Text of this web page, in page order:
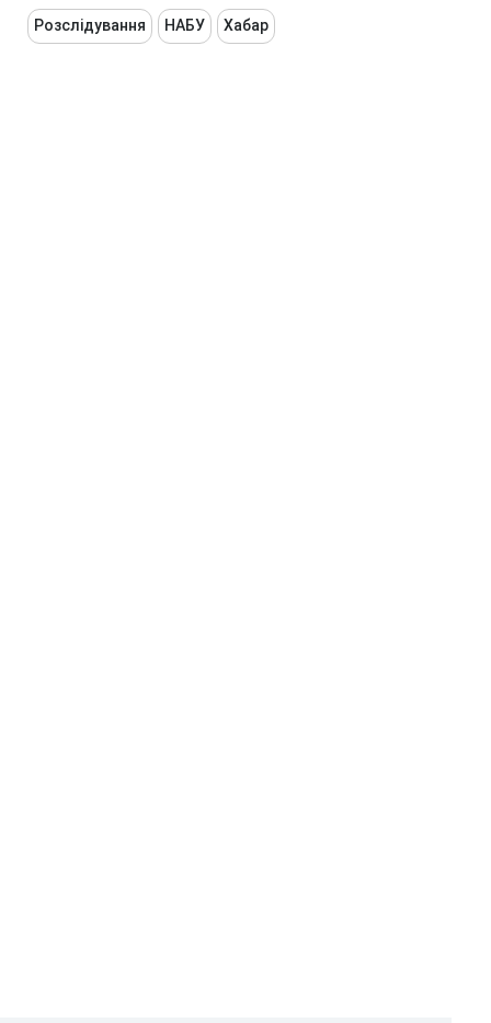
Розслідування НАБУ Хабар